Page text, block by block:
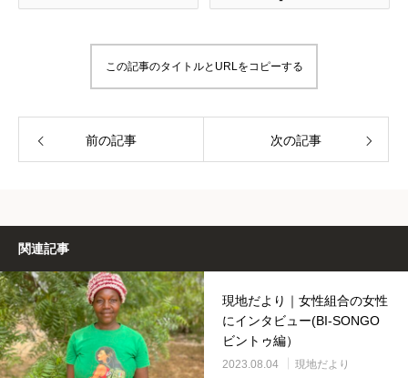
この記事のタイトルとURLをコピーする
前の記事 次の記事
関連記事
現地だより｜女性組合の女性
にインタビュー(BI-SONGO
ビントゥ編）
2023.08.04 現地だより